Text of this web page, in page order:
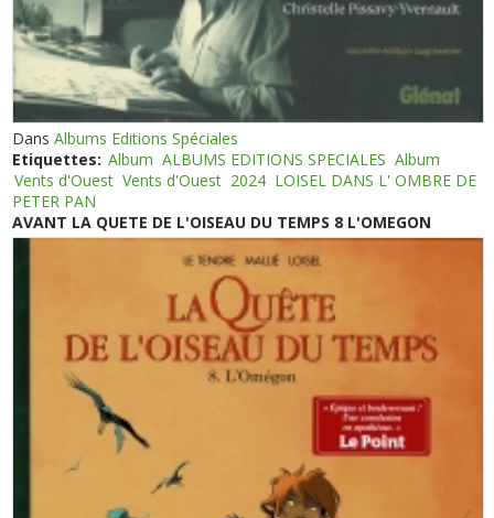
DansAlbums Editions Spéciales
Etiquettes: Album ALBUMS EDITIONS SPECIALES Album
Vents d'Ouest Vents d'Ouest 2024 LOISEL DANS L' OMBRE DE
PETER PAN
AVANT LA QUETE DE L'OISEAU DU TEMPS 8 L'OMEGON